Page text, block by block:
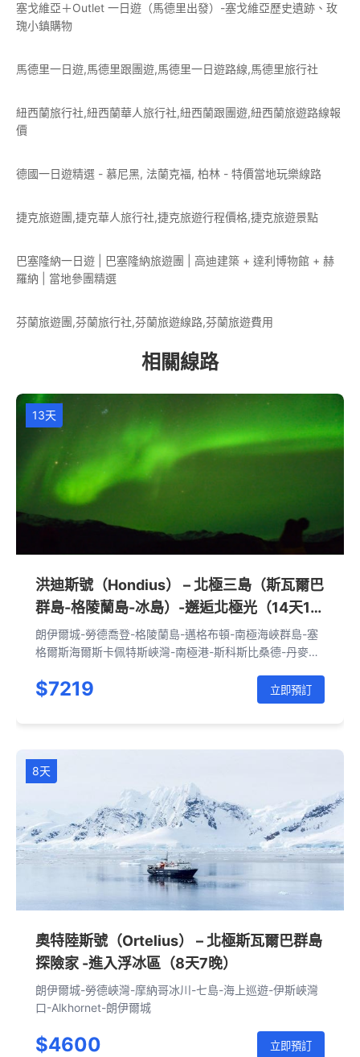
塞戈維亞＋Outlet 一日遊（馬德里出發）-塞戈維亞歷史遺跡、玫
瑰小鎮購物
馬德里一日遊,馬德里跟團遊,馬德里一日遊路線,馬德里旅行社
紐西蘭旅行社,紐西蘭華人旅行社,紐西蘭跟團遊,紐西蘭旅遊路線報
價
德國一日遊精選 - 慕尼黑, 法蘭克福, 柏林 - 特價當地玩樂線路
捷克旅遊團,捷克華人旅行社,捷克旅遊行程價格,捷克旅遊景點
巴塞隆納一日遊 | 巴塞隆納旅遊團 | 高迪建築 + 達利博物館 + 赫
羅納 | 當地參團精選
芬蘭旅遊團,芬蘭旅行社,芬蘭旅遊線路,芬蘭旅遊費用
相關線路
13天
洪迪斯號（Hondius） – 北極三島（斯瓦爾巴
群島-格陵蘭島-冰島）-邂逅北極光（14天13
晚）
朗伊爾城-勞德喬登-格陵蘭島-邁格布頓-南極海峽群島-塞
格爾斯海爾斯卡佩特斯峽灣-南極港-斯科斯比桑德-丹麥島-
$7219 立即預訂
8天
奧特陸斯號（Ortelius） – 北極斯瓦爾巴群島
探險家 -進入浮冰區（8天7晚）
朗伊爾城-勞德峽灣-摩納哥冰川-七島-海上巡遊-伊斯峽灣
口-Alkhornet-朗伊爾城
$4600 立即預訂